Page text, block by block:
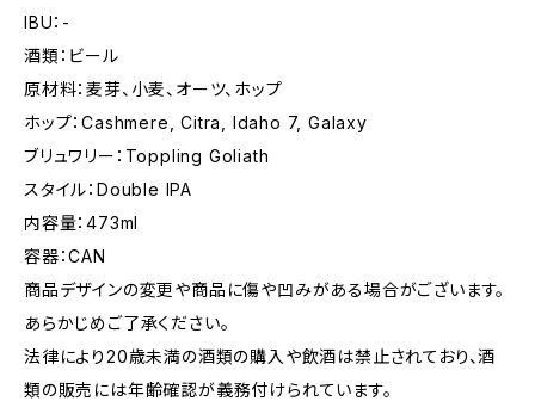
IBU：-
酒類：ビール
原材料：麦芽、小麦、オーツ、ホップ
ホップ：Cashmere, Citra, Idaho 7, Galaxy
ブリュワリー：Toppling Goliath
スタイル：Double IPA
内容量：473ml
容器：CAN
商品デザインの変更や商品に傷や凹みがある場合がございます。
あらかじめご了承ください。
法律により20歳未満の酒類の購入や飲酒は禁止されており、酒
類の販売には年齢確認が義務付けられています。